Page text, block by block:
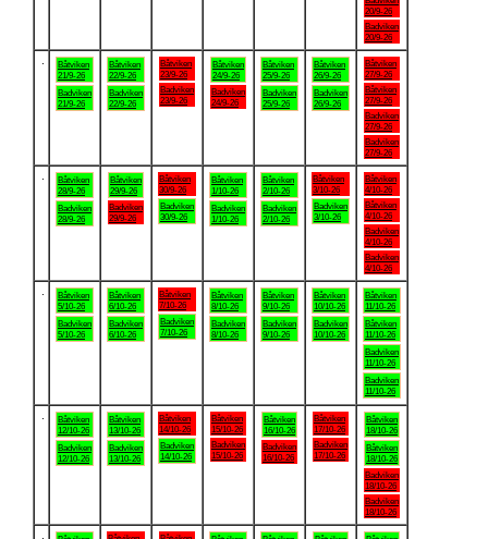
20/9-26
Badviken
20/9-26
Båtviken
21/9-26
Badviken
21/9-26
Båtviken
22/9-26
Badviken
22/9-26
Båtviken
23/9-26
Badviken
23/9-26
Båtviken
24/9-26
Badviken
24/9-26
Båtviken
25/9-26
Badviken
25/9-26
Båtviken
26/9-26
Badviken
26/9-26
Båtviken
27/9-26
Båtviken
27/9-26
Badviken
27/9-26
Badviken
27/9-26
Båtviken
28/9-26
Badviken
28/9-26
Båtviken
29/9-26
Badviken
29/9-26
Båtviken
30/9-26
Badviken
30/9-26
Båtviken
1/10-26
Badviken
1/10-26
Båtviken
2/10-26
Badviken
2/10-26
Båtviken
3/10-26
Badviken
3/10-26
Båtviken
4/10-26
Båtviken
4/10-26
Badviken
4/10-26
Badviken
4/10-26
Båtviken
5/10-26
Badviken
5/10-26
Båtviken
6/10-26
Badviken
6/10-26
Båtviken
7/10-26
Badviken
7/10-26
Båtviken
8/10-26
Badviken
8/10-26
Båtviken
9/10-26
Badviken
9/10-26
Båtviken
10/10-26
Badviken
10/10-26
Båtviken
11/10-26
Båtviken
11/10-26
Badviken
11/10-26
Badviken
11/10-26
Båtviken
12/10-26
Badviken
12/10-26
Båtviken
13/10-26
Badviken
13/10-26
Båtviken
14/10-26
Badviken
14/10-26
Båtviken
15/10-26
Badviken
15/10-26
Båtviken
16/10-26
Badviken
16/10-26
Båtviken
17/10-26
Badviken
17/10-26
Båtviken
18/10-26
Båtviken
18/10-26
Badviken
18/10-26
Badviken
18/10-26